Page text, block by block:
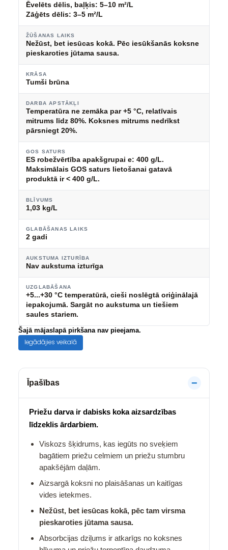
Ēvelēts dēlis, baļķis: 5–10 m²/L
Zāģēts dēlis: 3–5 m²/L
ŽŪŠANAS LAIKS
Nežūst, bet iesūcas kokā. Pēc iesūkšanās koksne
pieskaroties jūtama sausa.
KRĀSA
Tumši brūna
DARBA APSTĀKĻI
Temperatūra ne zemāka par +5 °C, relatīvais
mitrums līdz 80%. Koksnes mitrums nedrīkst
pārsniegt 20%.
GOS SATURS
ES robežvērtība apakšgrupai e: 400 g/L.
Maksimālais GOS saturs lietošanai gatavā
produktā ir < 400 g/L.
BLĪVUMS
1,03 kg/L
GLABĀŠANAS LAIKS
2 gadi
AUKSTUMA IZTURĪBA
Nav aukstuma izturīga
UZGLABĀŠANA
+5...+30 °C temperatūrā, cieši noslēgtā oriģinālajā
iepakojumā. Sargāt no aukstuma un tiešiem
saules stariem.
Šajā mājaslapā pirkšana nav pieejama.
Iegādājies veikalā
Īpašības
Priežu darva ir dabisks koka aizsardzības
līdzeklis ārdarbiem.
Viskozs šķidrums, kas iegūts no sveķiem
bagātiem priežu celmiem un priežu stumbru
apakšējām daļām.
Aizsargā koksni no plaisāšanas un kaitīgas
vides ietekmes.
Nežūst, bet iesūcas kokā, pēc tam virsma
pieskaroties jūtama sausa.
Absorbcijas dziļums ir atkarīgs no koksnes